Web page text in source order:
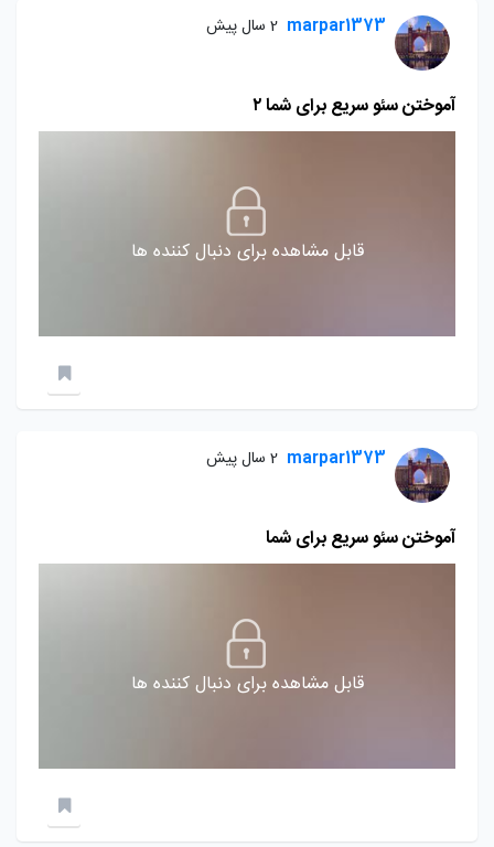
marpar1373 2 سال پیش
آموختن سئو سریع برای شما ۲
قابل مشاهده برای دنبال کننده ها
marpar1373 2 سال پیش
آموختن سئو سریع برای شما
قابل مشاهده برای دنبال کننده ها